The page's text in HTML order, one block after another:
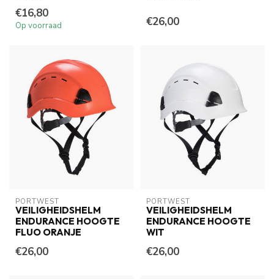
€16,80
Op voorraad €26,00
PORTWEST
VEILIGHEIDSHELM
ENDURANCE HOOGTE
FLUO ORANJE
€26,00
PORTWEST
VEILIGHEIDSHELM
ENDURANCE HOOGTE
WIT
€26,00